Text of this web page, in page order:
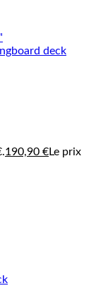
190,90 €Le prix